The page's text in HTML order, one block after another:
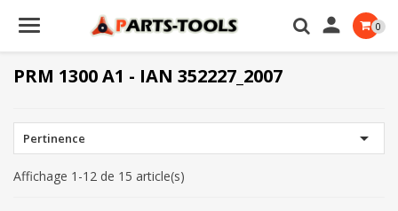
 0
PRM 1300 A1 - IAN 352227_2007
Pertinence 
Affichage 1-12 de 15 article(s)